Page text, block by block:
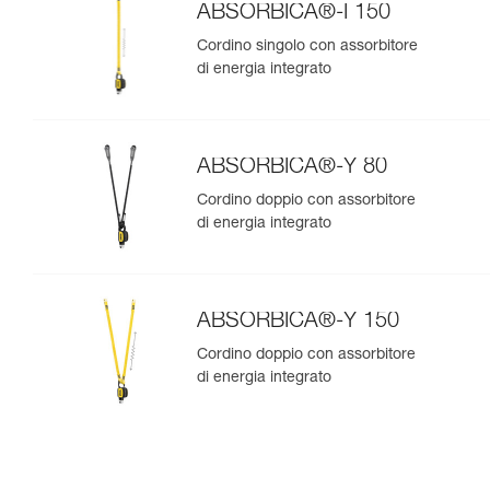
ABSORBICA®-I 150
Cordino singolo con assorbitore
di energia integrato
ABSORBICA®-Y 80
Cordino doppio con assorbitore
di energia integrato
ABSORBICA®-Y 150
Cordino doppio con assorbitore
di energia integrato